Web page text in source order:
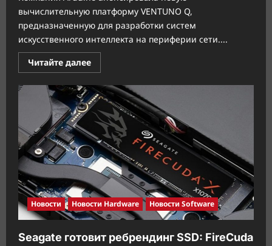
вычислительную платформу VENTUNO Q,
предназначенную для разработки систем
искусственного интеллекта на периферии сети....
Читайте далееПрочитать
больше
Arduino
представила
VENTUNO
Q
—
новую
платформу
для
Edge-
AI
и
робототехники
Новости Новости Hardware Новости Software
Seagate готовит ребрендинг SSD: FireCuda